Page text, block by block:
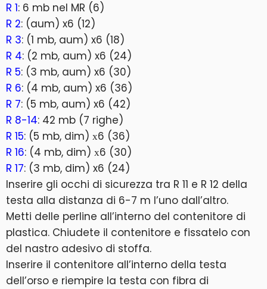
R 1: 6 mb nel MR (6)
R 2: (aum) x6 (12)
R 3: (1 mb, aum) x6 (18)
R 4: (2 mb, aum) x6 (24)
R 5: (3 mb, aum) x6 (30)
R 6: (4 mb, aum) x6 (36)
R 7: (5 mb, aum) x6 (42)
R 8-14: 42 mb (7 righe)
R 15: (5 mb, dim) х6 (36)
R 16: (4 mb, dim) х6 (30)
R 17: (3 mb, dim) x6 (24)
Inserire gli occhi di sicurezza tra R 11 e R 12 della
testa alla distanza di 6-7 m l’uno dall’altro.
Metti delle perline all’interno del contenitore di
plastica. Chiudete il contenitore e fissatelo con
del nastro adesivo di stoffa.
Inserire il contenitore all’interno della testa
dell’orso e riempire la testa con fibra di